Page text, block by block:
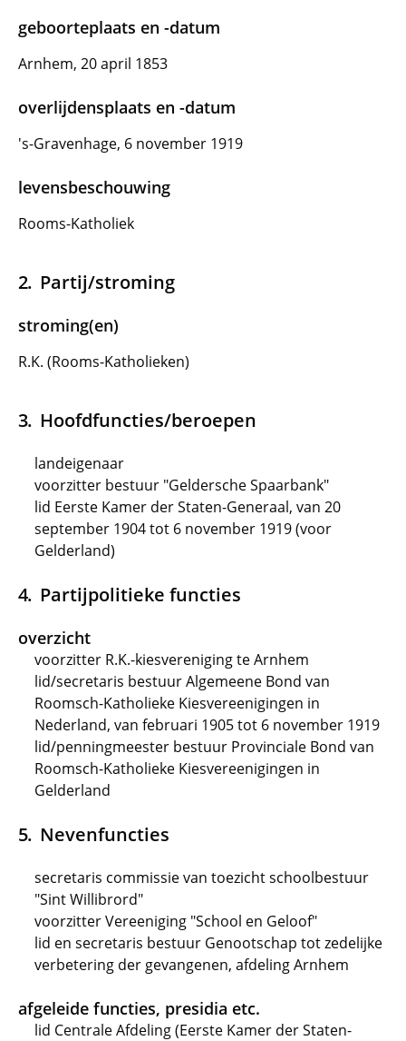
geboorteplaats en -datum
Arnhem, 20 april 1853
overlijdensplaats en -datum
's-Gravenhage, 6 november 1919
levensbeschouwing
Rooms-Katholiek
Partij/stroming
stroming(en)
R.K. (Rooms-Katholieken)
Hoofdfuncties/beroepen
landeigenaar
voorzitter bestuur "Geldersche Spaarbank"
lid Eerste Kamer der Staten-Generaal, van 20
september 1904 tot 6 november 1919 (voor
Gelderland)
Partijpolitieke functies
overzicht
voorzitter R.K.-kiesvereniging te Arnhem
lid/secretaris bestuur Algemeene Bond van
Roomsch-Katholieke Kiesvereenigingen in
Nederland, van februari 1905 tot 6 november 1919
lid/penningmeester bestuur Provinciale Bond van
Roomsch-Katholieke Kiesvereenigingen in
Gelderland
Nevenfuncties
secretaris commissie van toezicht schoolbestuur
"Sint Willibrord"
voorzitter Vereeniging "School en Geloof"
lid en secretaris bestuur Genootschap tot zedelijke
verbetering der gevangenen, afdeling Arnhem
afgeleide functies, presidia etc.
lid Centrale Afdeling (Eerste Kamer der Staten-